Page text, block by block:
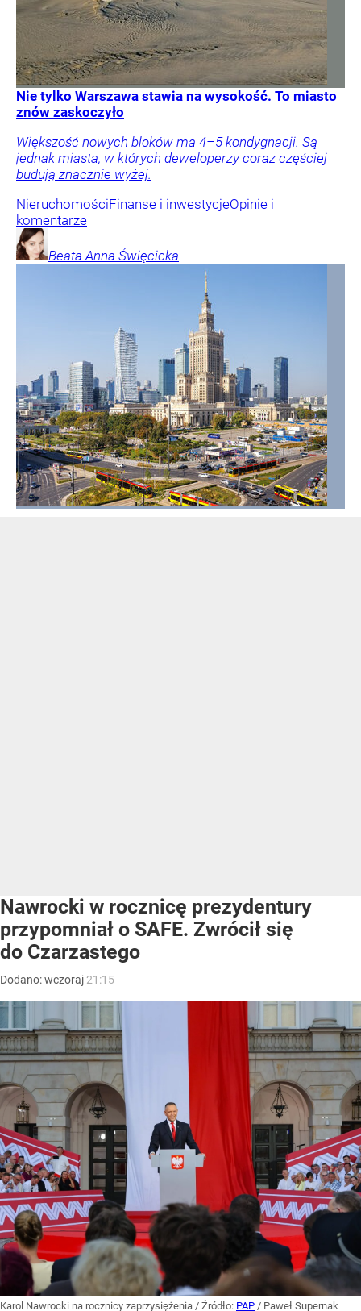
Nie tylko Warszawa stawia na wysokość. To miasto
znów zaskoczyło
Większość nowych bloków ma 4–5 kondygnacji. Są
jednak miasta, w których deweloperzy coraz częściej
budują znacznie wyżej.
NieruchomościFinanse i inwestycjeOpinie i
komentarze
Beata Anna Święcicka
Nawrocki w rocznicę prezydentury
przypomniał o SAFE. Zwrócił się
do Czarzastego
Dodano:wczoraj 21:15
Karol Nawrocki na rocznicy zaprzysiężenia / Źródło: PAP / Paweł Supernak